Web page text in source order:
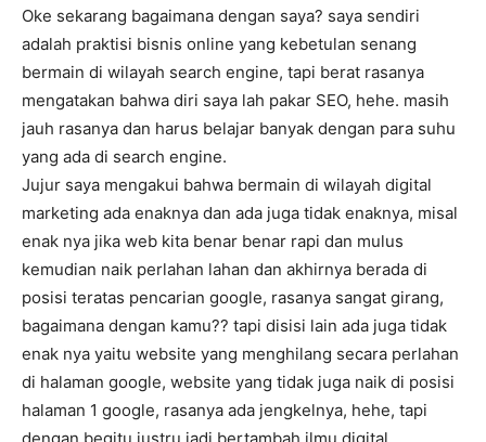
Oke sekarang bagaimana dengan saya? saya sendiri
adalah praktisi bisnis online yang kebetulan senang
bermain di wilayah search engine, tapi berat rasanya
mengatakan bahwa diri saya lah pakar SEO, hehe. masih
jauh rasanya dan harus belajar banyak dengan para suhu
yang ada di search engine.
Jujur saya mengakui bahwa bermain di wilayah digital
marketing ada enaknya dan ada juga tidak enaknya, misal
enak nya jika web kita benar benar rapi dan mulus
kemudian naik perlahan lahan dan akhirnya berada di
posisi teratas pencarian google, rasanya sangat girang,
bagaimana dengan kamu?? tapi disisi lain ada juga tidak
enak nya yaitu website yang menghilang secara perlahan
di halaman google, website yang tidak juga naik di posisi
halaman 1 google, rasanya ada jengkelnya, hehe, tapi